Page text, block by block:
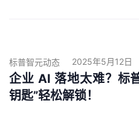
标普智元动态 2025年5月12日
企业 AI 落地太难？标
钥匙”轻松解锁！